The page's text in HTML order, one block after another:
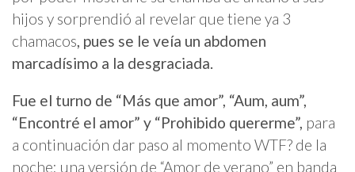
hijos y sorprendió al revelar que tiene ya 3
chamacos, pues se le veía un abdomen
marcadísimo a la desgraciada.
Fue el turno de “Más que amor”, “Aum, aum”,
“Encontré el amor” y “Prohibido quererme”, para
a continuación dar paso al momento WTF? de la
noche: una versión de “Amor de verano” en banda